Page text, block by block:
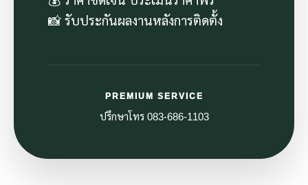
📸 รับประกันผลงานหลังการติดตั้ง
PREMIUM SERVICE
ปรึกษาโทร 083-686-1103